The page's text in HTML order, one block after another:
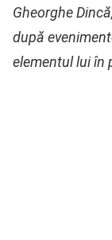
Gheorghe
după
elementul lui în